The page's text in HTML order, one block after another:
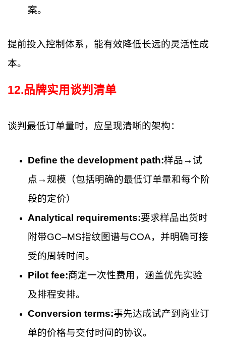
案。
提前投入控制体系，能有效降低长远的灵活性成
本。
12.品牌实用谈判清单
谈判最低订单量时，应呈现清晰的架构：
Define the development path:样品→试
点→规模（包括明确的最低订单量和每个阶
段的定价）
Analytical requirements:要求样品出货时
附带GC–MS指纹图谱与COA，并明确可接
受的周转时间。
Pilot fee:商定一次性费用，涵盖优先实验
及排程安排。
Conversion terms:事先达成试产到商业订
单的价格与交付时间的协议。